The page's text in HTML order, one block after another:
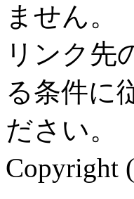
ません。
リンク先
る条件に
ださい。
Copyright